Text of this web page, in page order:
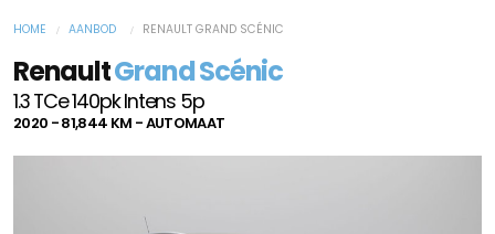
HOME AANBOD RENAULT GRAND SCÉNIC
RenaultGrand Scénic
1.3 TCe 140pk Intens 5p
2020 - 81,844 KM - AUTOMAAT